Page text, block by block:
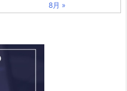
8月 »